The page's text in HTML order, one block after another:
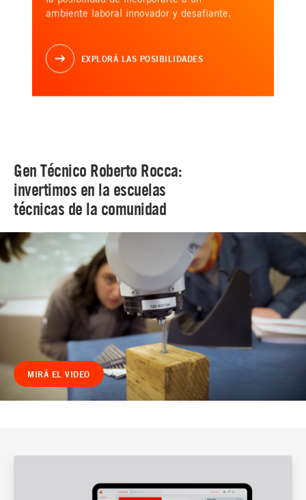
ambiente laboral innovador y desafiante.
EXPLORÁ LAS POSIBILIDADES
Gen Técnico Roberto Rocca:
invertimos en la escuelas
técnicas de la comunidad
MIRÁ EL VIDEO